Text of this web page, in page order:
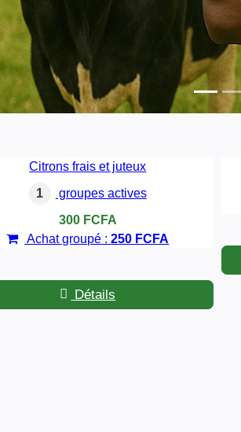
Citrons frais et juteux
1
groupes actives
300 FCFA
Achat groupé :250 FCFA
Détails